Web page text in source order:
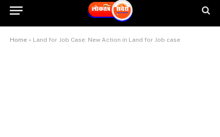
Home » Land for Job Case: New Action in Land for Job case